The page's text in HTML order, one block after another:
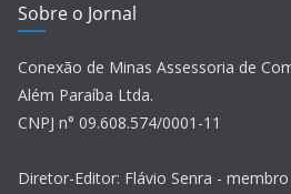
Sobre o Jornal
Conexão de Minas Assessoria de
Além Paraíba Ltda.
CNPJ n° 09.608.574/0001-11
Diretor-Editor: Flávio Senra -